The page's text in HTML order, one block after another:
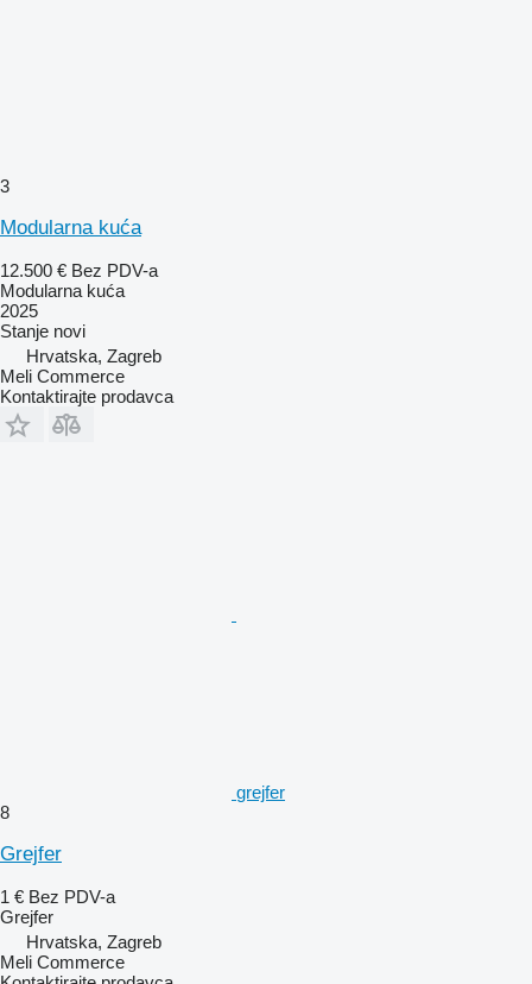
3
Modularna kuća
12.500 € Bez PDV-a
Modularna kuća
2025
Stanje novi
Hrvatska, Zagreb
Meli Commerce
Kontaktirajte prodavca
grejfer
8
Grejfer
1 € Bez PDV-a
Grejfer
Hrvatska, Zagreb
Meli Commerce